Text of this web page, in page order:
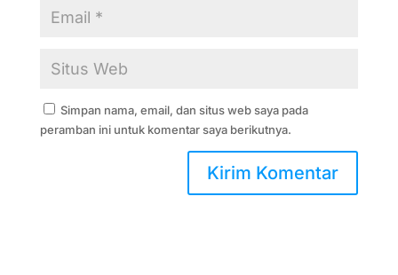
Simpan nama, email, dan situs web saya pada
peramban ini untuk komentar saya berikutnya.